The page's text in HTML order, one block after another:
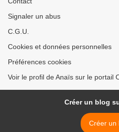
Signaler un abus
C.G.U.
Cookies et données personnelles
Préférences cookies
Voir le profil de Anaïs sur le portail
Créer un blog
Créer un